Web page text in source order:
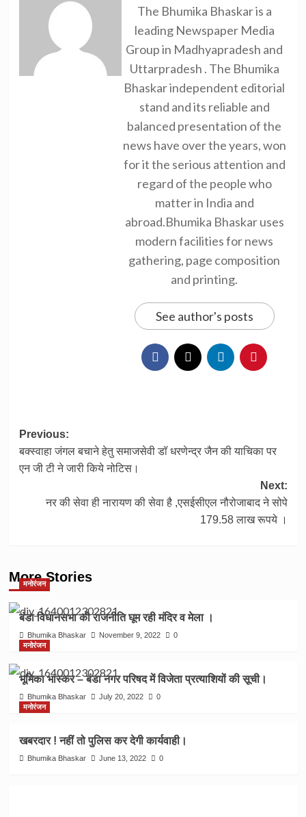
The Bhumika Bhaskar is a
leading Newspaper Media
Group in Madhyapradesh and
Uttarpradesh . The Bhumika
Bhaskar independent editorial
stand and its reliable and
balanced presentation of the
news have over the years, won
for it the serious attention and
regard of the people who
matter in India and
abroad.Bhumika Bhaskar uses
modern facilities for news
gathering, page composition
and printing.
See author's posts
Post
navigation
Previous:
बक्स्वाहा जंगल बचाने हेतु समाजसेवी डॉ धरणेन्द्र जैन की याचिका पर
एन जी टी ने जारी किये नोटिस।
Next:
नर की सेवा ही नारायण की सेवा है ,एसईसीएल नौरोजाबाद ने सोपे
179.58 लाख रूपये ।
More Stories
मनोरंजन
बंडा विधानसभा की राजनीति घूम रही मंदिर व मेला ।
Bhumika Bhaskar November 9, 2022
0
मनोरंजन
भूमिका भास्कर – बंडा नगर परिषद में विजेता प्रत्याशियों की सूची।
Bhumika Bhaskar July 20, 2022
0
मनोरंजन
खबरदार ! नहीं तो पुलिस कर देगी कार्यवाही।
Bhumika Bhaskar June 13, 2022 0